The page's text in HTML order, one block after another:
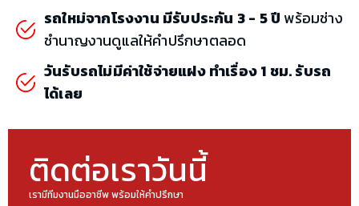
รถใหม่จากโรงงาน มีรับประกัน 3 - 5 ปี พร้อมช่าง
ชำนาญงานดูแลให้คำปรึกษาตลอด
วันรับรถไม่มีค่าใช้จ่ายแฝง ทำเรื่อง 1 ชม. รับรถ
ได้เลย
ติดต่อเราวันนี้
เรามีทีมงานมืออาชีพ พร้อมให้คำปรึกษา